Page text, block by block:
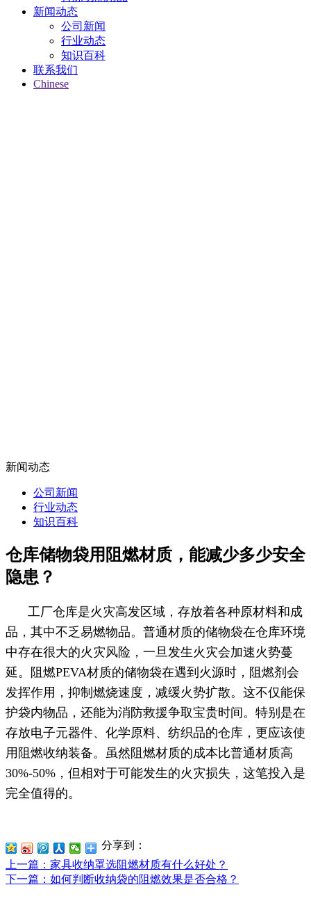
新闻动态
公司新闻
行业动态
知识百科
联系我们
Chinese
新闻动态
公司新闻
行业动态
知识百科
仓库储物袋用阻燃材质，能减少多少安全
隐患？
工厂仓库是火灾高发区域，存放着各种原材料和成
品，其中不乏易燃物品。普通材质的储物袋在仓库环境
中存在很大的火灾风险，一旦发生火灾会加速火势蔓
延。阻燃PEVA材质的储物袋在遇到火源时，阻燃剂会
发挥作用，抑制燃烧速度，减缓火势扩散。这不仅能保
护袋内物品，还能为消防救援争取宝贵时间。特别是在
存放电子元器件、化学原料、纺织品的仓库，更应该使
用阻燃收纳装备。虽然阻燃材质的成本比普通材质高
30%-50%，但相对于可能发生的火灾损失，这笔投入是
完全值得的。
分享到：
上一篇 ：家具收纳罩选阻燃材质有什么好处？
下一篇 ：如何判断收纳袋的阻燃效果是否合格？